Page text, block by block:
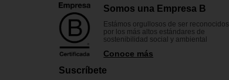
Somos una Empresa B
Estámos orgullosos de ser reconocidos
por los más altos estándares de
sostenibilidad social y ambiental
Conoce más
Suscríbete